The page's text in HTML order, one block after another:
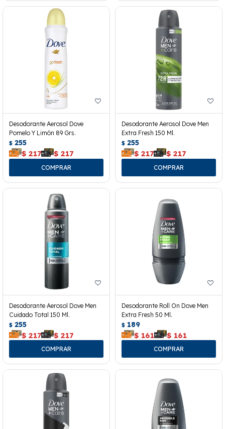
Desodorante Aerosol Dove
Pomelo Y Limón 89 Grs.
$ 255
$ 217 $ 217
Desodorante Aerosol Dove Men
Extra Fresh 150 Ml.
$ 255
$ 217 $ 217
Desodorante Aerosol Dove Men
Cuidado Total 150 Ml.
$ 255
$ 217 $ 217
Desodorante Roll On Dove Men
Extra Fresh 50 Ml.
$ 189
$ 161 $ 161